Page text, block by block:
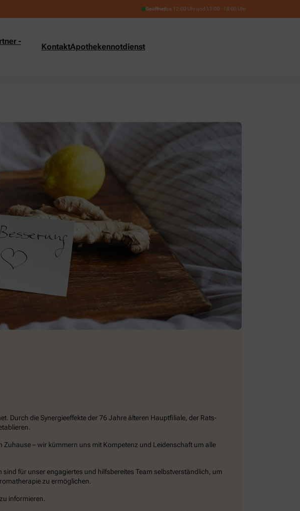
Geöffnetbis 12:00 Uhr und 13:00 - 18:00 Uhr
-
KontaktApothekennotdienst
Durch die Synergieeffekte der 76 Jahre älteren Hauptfiliale, der Rats-
– wir kümmern uns mit Kompetenz und Leidenschaft um alle
für unser engagiertes und hilfsbereites Team selbstverständlich, um
zu ermöglichen.
informieren.